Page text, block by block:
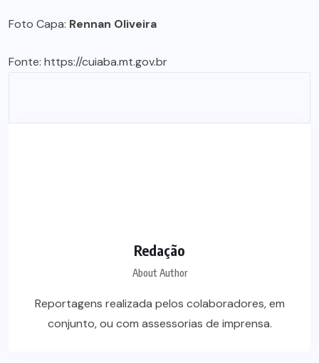
Foto Capa: Rennan Oliveira
Fonte: https://cuiaba.mt.gov.br
Redação
About Author
Reportagens realizada pelos colaboradores, em
conjunto, ou com assessorias de imprensa.